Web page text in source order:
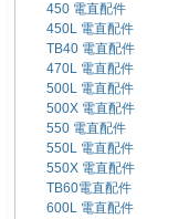
450 電直配件
450L 電直配件
TB40 電直配件
470L 電直配件
500L 電直配件
500X 電直配件
550 電直配件
550L 電直配件
550X 電直配件
TB60電直配件
600L 電直配件